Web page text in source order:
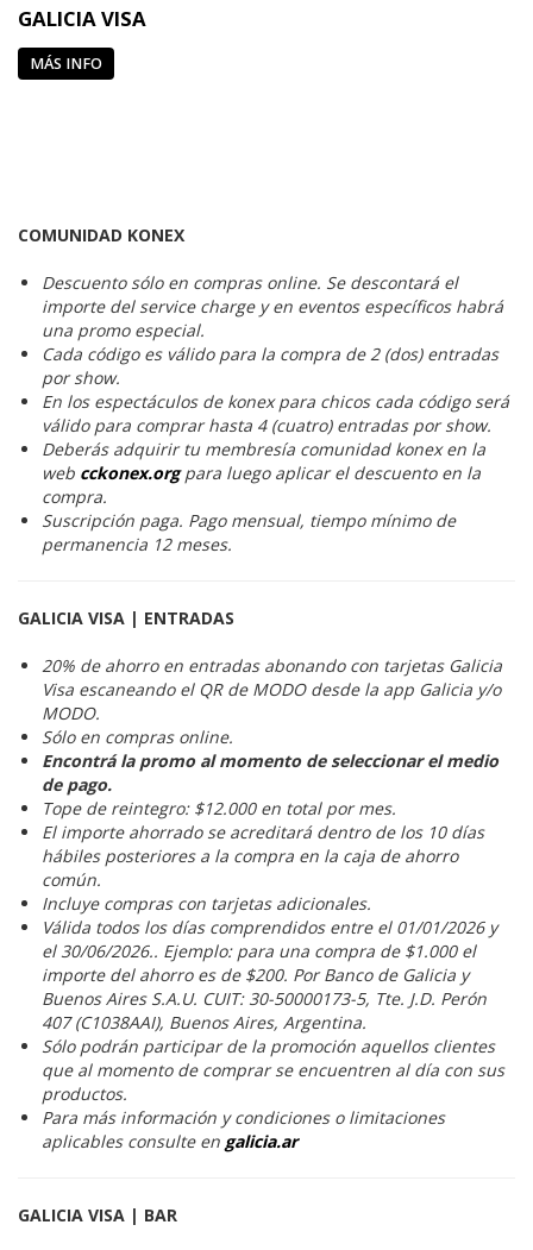
GALICIA VISA
MÁS INFO
COMUNIDAD KONEX
Descuento sólo en compras online. Se descontará el
importe del service charge y en eventos específicos habrá
una promo especial.
Cada código es válido para la compra de 2 (dos) entradas
por show.
En los espectáculos de konex para chicos cada código será
válido para comprar hasta 4 (cuatro) entradas por show.
Deberás adquirir tu membresía comunidad konex en la
web cckonex.org para luego aplicar el descuento en la
compra.
Suscripción paga. Pago mensual, tiempo mínimo de
permanencia 12 meses.
GALICIA VISA | ENTRADAS
20% de ahorro en entradas abonando con tarjetas Galicia
Visa escaneando el QR de MODO desde la app Galicia y/o
MODO.
Sólo en compras online.
Encontrá la promo al momento de seleccionar el medio
de pago.
Tope de reintegro: $12.000 en total por mes.
El importe ahorrado se acreditará dentro de los 10 días
hábiles posteriores a la compra en la caja de ahorro
común.
Incluye compras con tarjetas adicionales.
Válida todos los días comprendidos entre el 01/01/2026 y
el 30/06/2026.. Ejemplo: para una compra de $1.000 el
importe del ahorro es de $200. Por Banco de Galicia y
Buenos Aires S.A.U. CUIT: 30-50000173-5, Tte. J.D. Perón
407 (C1038AAI), Buenos Aires, Argentina.
Sólo podrán participar de la promoción aquellos clientes
que al momento de comprar se encuentren al día con sus
productos.
Para más información y condiciones o limitaciones
aplicables consulte en galicia.ar
GALICIA VISA | BAR